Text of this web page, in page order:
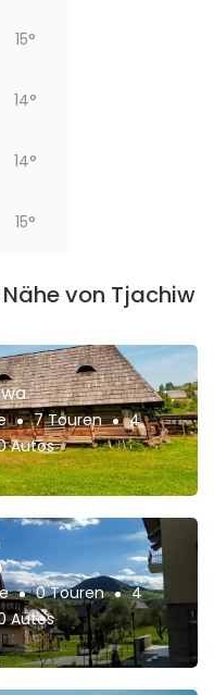
15°
14°
14°
15°
von Tjachiw
7 Touren
4
Autos
0 Touren
4
Autos